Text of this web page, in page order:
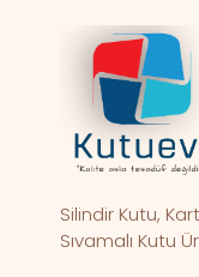
Silindir Kutu,
Sıvamalı Kutu